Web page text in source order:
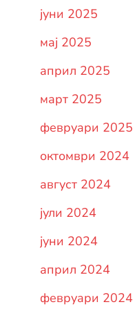
јуни 2025
мај 2025
април 2025
март 2025
февруари 2025
октомври 2024
август 2024
јули 2024
јуни 2024
април 2024
февруари 2024